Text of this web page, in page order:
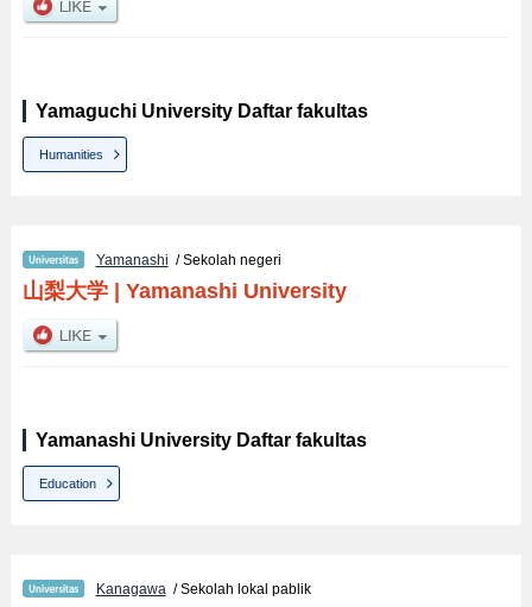
Yamaguchi University Daftar fakultas
Humanities
Yamanashi / Sekolah negeri
山梨大学| Yamanashi University
Yamanashi University Daftar fakultas
Education
Kanagawa/ Sekolah lokal pablik